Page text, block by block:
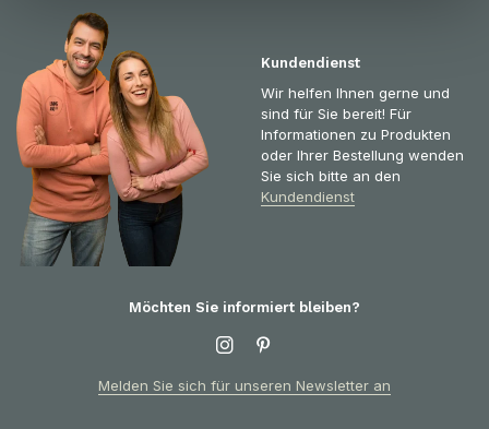
Kundendienst
Wir helfen Ihnen gerne und
sind für Sie bereit! Für
Informationen zu Produkten
oder Ihrer Bestellung wenden
Sie sich bitte an den
Kundendienst
Möchten Sie informiert bleiben?
Melden Sie sich für unseren Newsletter an